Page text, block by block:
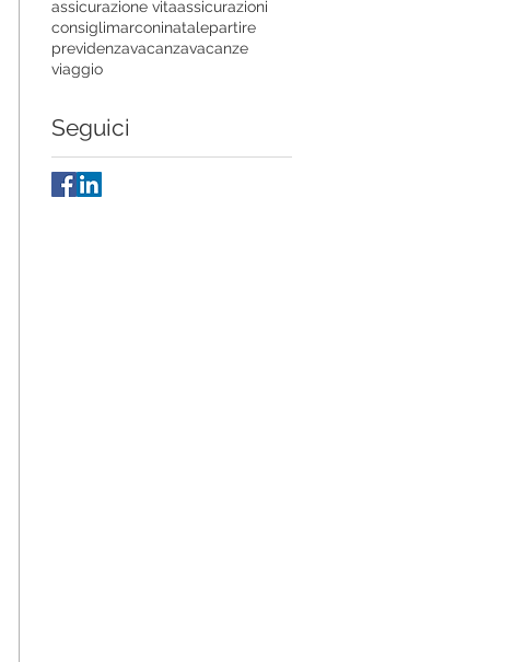
assicurazione vitaassicurazioni
consiglimarconinatalepartire
previdenzavacanzavacanze
viaggio
Seguici